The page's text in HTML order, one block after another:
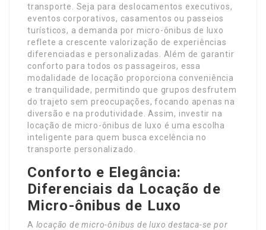
transporte. Seja para deslocamentos executivos,
eventos corporativos, casamentos ou passeios
turísticos, a demanda por micro-ônibus de luxo
reflete a crescente valorização de experiências
diferenciadas e personalizadas. Além de garantir
conforto para todos os passageiros, essa
modalidade de locação proporciona conveniência
e tranquilidade, permitindo que grupos desfrutem
do trajeto sem preocupações, focando apenas na
diversão e na produtividade. Assim, investir na
locação de micro-ônibus de luxo é uma escolha
inteligente para quem busca excelência no
transporte personalizado.
Conforto e Elegância:
Diferenciais da Locação de
Micro-ônibus de Luxo
A locação de micro-ônibus de luxo destaca-se por